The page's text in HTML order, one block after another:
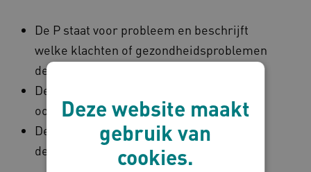
De P staat voor probleem en beschrijft
welke klachten of gezondheidsproblemen
de cliënt heeft.
De E staat voor etiologie en beschrijft de
oorzaak van het probleem.
De S staat voor symptomen en beschrijft
de bijbehorende klachten of signalen
Deze website maakt
gebruik van
cookies.